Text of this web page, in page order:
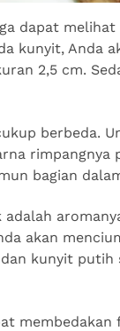
dapat
kunyit, Anda
2,5 cm.
berbeda.
bagian
akan
kunyit putih